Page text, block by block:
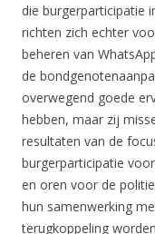
die burgerparticipatie
richten zich echter
beheren van
de
overwegend goede
hebben, maar zij
resultaten van de
burgerparticipatie
en oren voor de
hun samenwerking
terugkoppeling worden